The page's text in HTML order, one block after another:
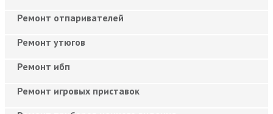
Ремонт отпаривателей
Ремонт утюгов
Ремонт ибп
Ремонт игровых приставок